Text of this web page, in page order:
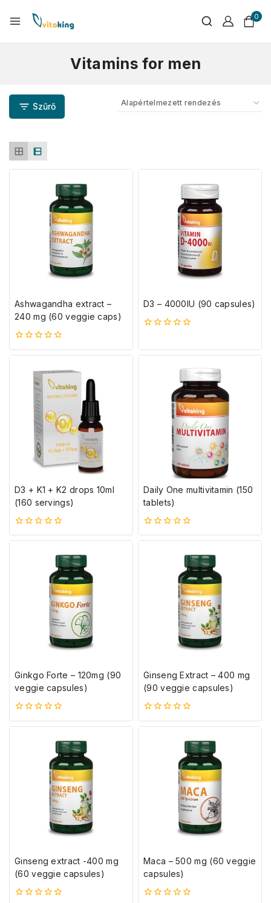
0
Vitamins for men
Szűrő
Ashwagandha extract –
240 mg (60 veggie caps)
0
5-
D3 – 4000IU (90 capsules)
ből
D3 + K1 + K2 drops 10ml
(160 servings)
0
5-
Daily One multivitamin (150
tablets)
0
5-
Ginkgo Forte – 120mg (90
veggie capsules)
0
5-
Ginseng Extract – 400 mg
(90 veggie capsules)
0
5-
Ginseng extract -400 mg
(60 veggie capsules)
Maca – 500 mg (60 veggie
capsules)